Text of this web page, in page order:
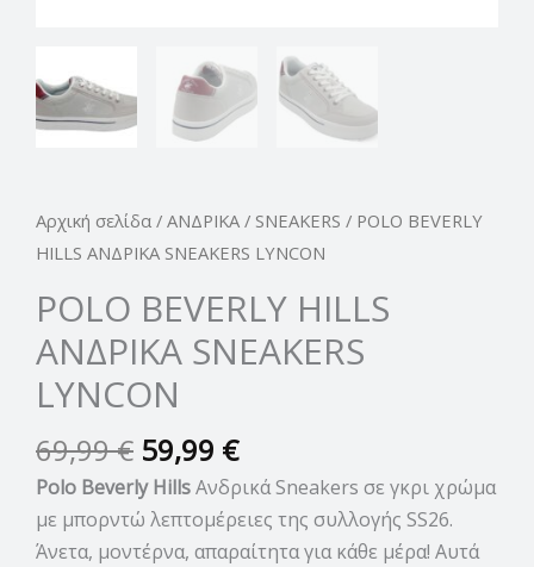
Αρχική σελίδα / ΑΝΔΡΙΚΑ / SNEAKERS / POLO BEVERLY
HILLS ΑΝΔΡΙΚΑ SNEAKERS LYNCON
POLO BEVERLY HILLS
ΑΝΔΡΙΚΑ SNEAKERS
LYNCON
69,99€ 59,99 €
Polo Beverly HillsΑνδρικά Sneakers σε γκρι χρώμα
με μπορντώ λεπτομέρειες της συλλογής SS26.
Άνετα, μοντέρνα, απαραίτητα για κάθε μέρα! Αυτά